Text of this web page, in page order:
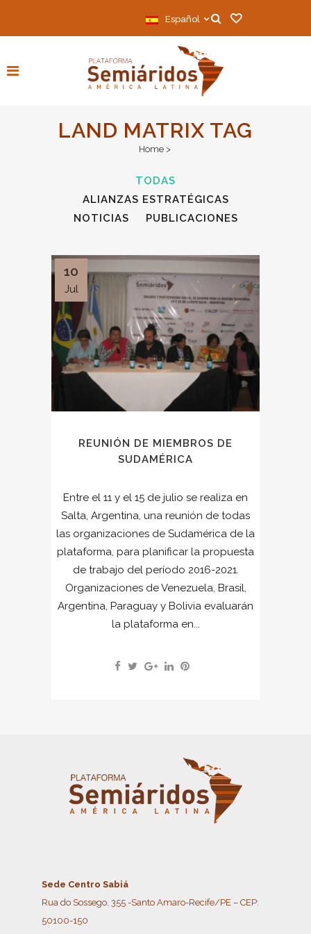
Español
LAND MATRIX TAG
Home>
TODAS
ALIANZAS ESTRATÉGICAS
NOTICIAS
PUBLICACIONES
10
Jul
REUNIÓN DE MIEMBROS DE
SUDAMÉRICA
Entre el 11 y el 15 de julio se realiza en
Salta, Argentina, una reunión de todas
las organizaciones de Sudamérica de la
plataforma, para planificar la propuesta
de trabajo del período 2016-2021.
Organizaciones de Venezuela, Brasil,
Argentina, Paraguay y Bolivia evaluarán
la plataforma en...
Sede Centro Sabiá
Rua do Sossego, 355 -Santo Amaro-Recife/PE – CEP:
50100-150